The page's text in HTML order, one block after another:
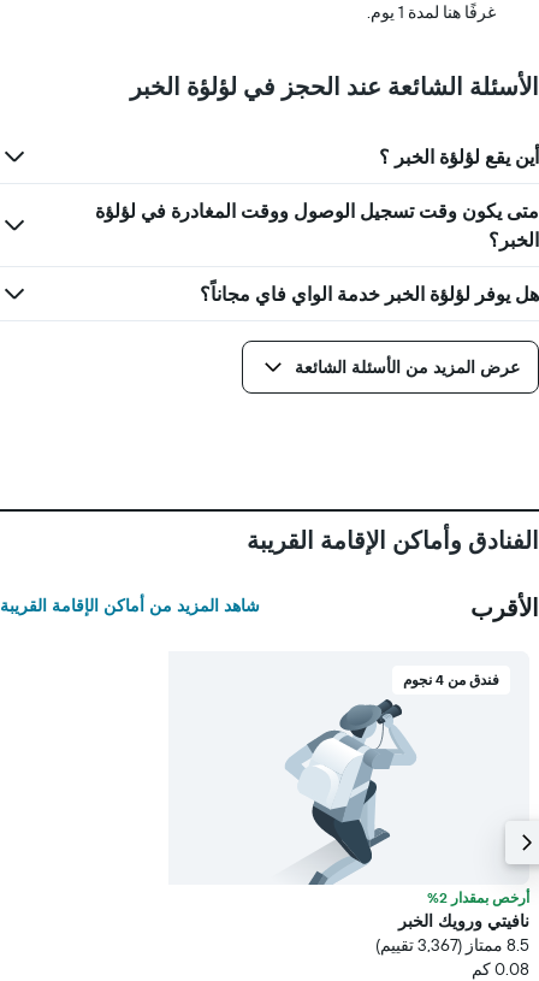
غرفًا هنا لمدة 1 يوم.
الأسئلة الشائعة عند الحجز في لؤلؤة الخبر
أين يقع لؤلؤة الخبر ؟
متى يكون وقت تسجيل الوصول ووقت المغادرة في لؤلؤة
الخبر؟
هل يوفر لؤلؤة الخبر خدمة الواي فاي مجاناً؟
عرض المزيد من الأسئلة الشائعة
الفنادق وأماكن الإقامة القريبة
الأقرب شاهد المزيد من أماكن الإقامة القريبة
فندق من 4 نجوم
أرخص بمقدار 2%
نافيتي ورويك الخبر
8.5 ممتاز (3,367 تقييم)
0.08 كم